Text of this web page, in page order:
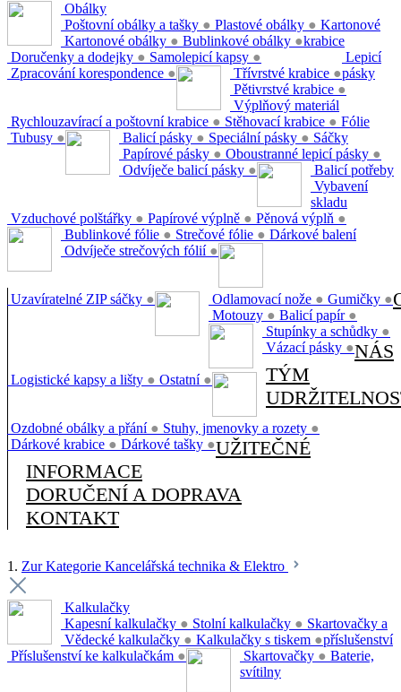
Obálky
Poštovní obálky a tašky ● Plastové obálky ●
Kartonové obálky ● Bublinkové obálky ●
Doručenky a dodejky ● Samolepicí kapsy ●
Zpracování korespondence ●
Kartonové
krabice
Třívrstvé krabice ●
Pětivrstvé krabice ●
Rychlouzavírací a poštovní krabice ● Stěhovací krabice ●
Tubusy ●
Lepicí
pásky
Balicí pásky ● Speciální pásky ●
Papírové pásky ● Oboustranné lepicí pásky ●
Odvíječe balicí pásky ●
Výplňový materiál
Vzduchové polštářky ● Papírové výplně ● Pěnová výplň ●
Fólie
Bublinkové fólie ● Strečové fólie ●
Odvíječe strečových fólií ●
Sáčky
Uzavíratelné ZIP sáčky ●
Balicí potřeby
Odlamovací nože ● Gumičky ●
Motouzy ● Balicí papír ●
Vybavení
skladu
Stupínky a schůdky ●
Vázací pásky ●
Logistické kapsy a lišty ● Ostatní ●
Dárkové balení
Ozdobné obálky a přání ● Stuhy, jmenovky a rozety ●
Dárkové krabice ● Dárkové tašky ●
NÁS
TÝM
UŽITEČNÉ
INFORMACE
DORUČENÍ A DOPRAVA
KONTAKT
1. Zur Kategorie Kancelářská technika & Elektro
Kalkulačky
Kapesní kalkulačky ● Stolní kalkulačky ●
Vědecké kalkulačky ● Kalkulačky s tiskem ●
Příslušenství ke kalkulačkám ●
Skartovačky a
příslušenství
Skartovačky ● Baterie,
svítilny